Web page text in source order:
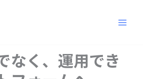
なく、運用でき